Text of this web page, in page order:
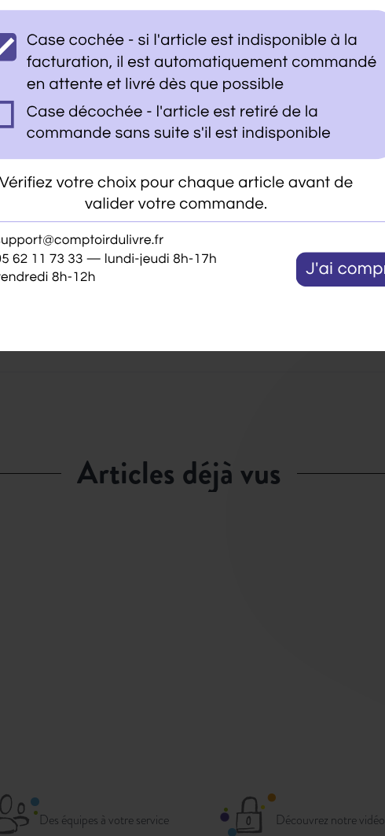
Fiche Technique
articles déjà vus
Des équipes à votre service Découvrez notre vidéo